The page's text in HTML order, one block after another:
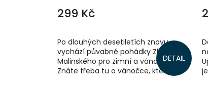
299 Kč
DETAIL
Po dlouhých desetiletích znovu
vychází půvabné pohádky Zbyňka
Malinského pro zimní a vánoční čas.
Znáte třeba tu o vánočce, která se